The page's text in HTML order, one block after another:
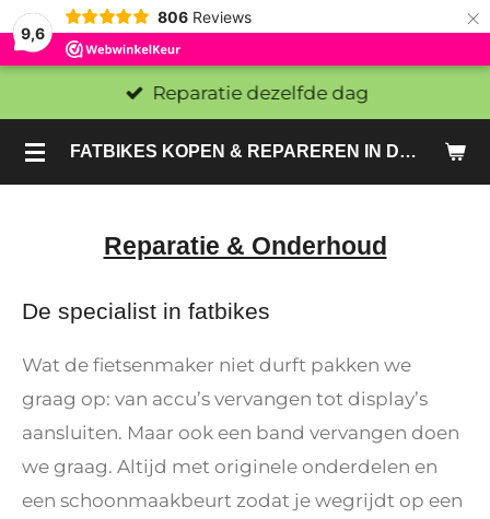
9,6
806 Reviews ×
FATBIKES KOPEN & REPAREREN IN DEN HAAG EN ZOETERMEER - SACHE BIKES
Reparatie dezelfde dag
Reparatie & Onderhoud
De specialist in fatbikes
Wat de fietsenmaker niet durft pakken we
graag op: van accu’s vervangen tot display’s
aansluiten. Maar ook een band vervangen doen
we graag. Altijd met originele onderdelen en
een schoonmaakbeurt zodat je wegrijdt op een